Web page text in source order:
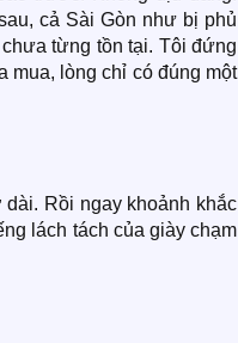
cả Sài Gòn như bị phủ
từng tồn tại. Tôi đứng
mua, lòng chỉ có đúng một
Rồi ngay khoảnh khắc
lách tách của giày chạm